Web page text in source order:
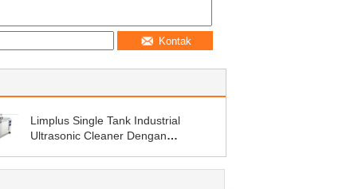
Kontak
Limplus Single Tank Industrial
Ultrasonic Cleaner Dengan